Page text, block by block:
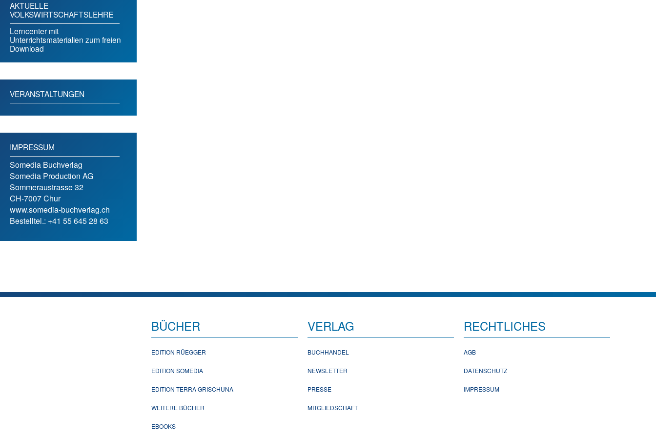
AKTUELLE
VOLKSWIRTSCHAFTSLEHRE
Lerncenter mit
Unterrichtsmaterialien zum freien
Download
VERANSTALTUNGEN
IMPRESSUM
Somedia Buchverlag
Somedia Production AG
Sommeraustrasse 32
CH-7007 Chur
www.somedia-buchverlag.ch
Bestelltel.: +41 55 645 28 63
BÜCHER
EDITION RÜEGGER
EDITION SOMEDIA
EDITION TERRA GRISCHUNA
WEITERE BÜCHER
EBOOKS
VERLAG
BUCHHANDEL
NEWSLETTER
PRESSE
MITGLIEDSCHAFT
RECHTLICHES
AGB
DATENSCHUTZ
IMPRESSUM